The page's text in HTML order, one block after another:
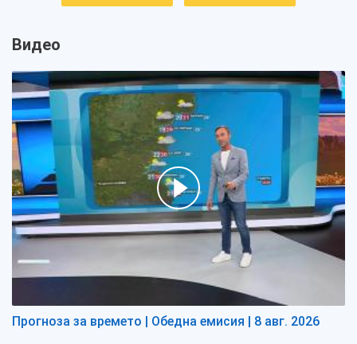
Видео
Прогноза за времето | Обедна емисия | 8 авг. 2026